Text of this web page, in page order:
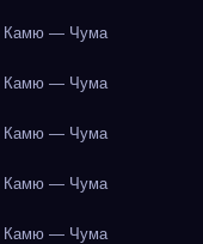
Камю — Чума
Камю — Чума
Камю — Чума
Камю — Чума
Камю — Чума